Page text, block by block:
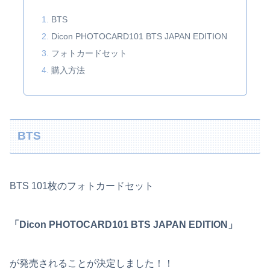
BTS
Dicon PHOTOCARD101 BTS JAPAN EDITION
フォトカードセット
購入方法
BTS
BTS 101枚のフォトカードセット
「Dicon PHOTOCARD101 BTS JAPAN EDITION」
が発売されることが決定しました！！